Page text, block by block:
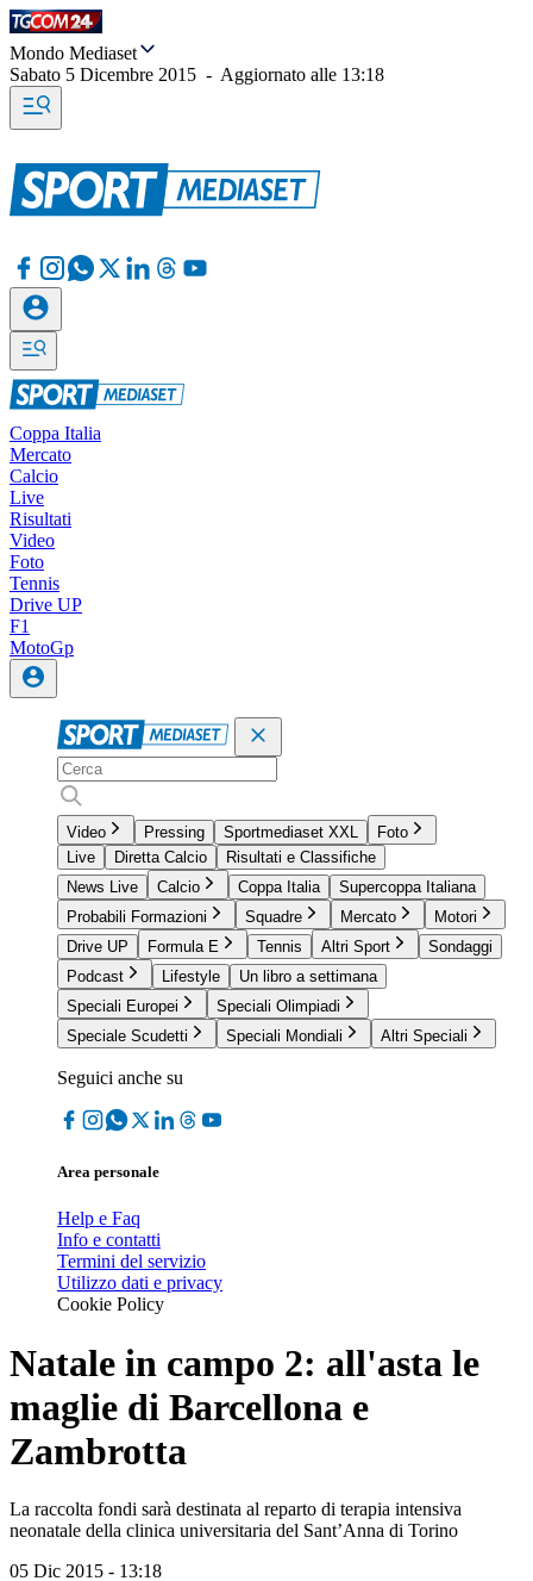
Mondo Mediaset
Sabato 5 Dicembre 2015 - Aggiornato alle 13:18
Coppa Italia
Mercato
Calcio
Live
Risultati
Video
Foto
Tennis
Drive UP
F1
MotoGp
Video Pressing Sportmediaset XXL
Foto
Live
Diretta Calcio
Risultati e Classifiche
News Live
Calcio Coppa Italia
Supercoppa Italiana
Probabili Formazioni
Squadre Mercato
Motori
Drive UP
Formula E Tennis Altri Sport
Sondaggi
Podcast
Lifestyle
Un libro a settimana
Speciali Europei
Speciali Olimpiadi
Speciale Scudetti
Speciali Mondiali Altri Speciali
Seguici anche su
Area personale
Help e Faq
Info e contatti
Termini del servizio
Utilizzo dati e privacy
Cookie Policy
Natale in campo 2: all'asta le
maglie di Barcellona e
Zambrotta
La raccolta fondi sarà destinata al reparto di terapia intensiva
neonatale della clinica universitaria del Sant’Anna di Torino
05 Dic 2015 - 13:18